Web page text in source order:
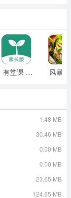
有堂课 v1.2.2
1.48 MB
30.46 MB
0.00 MB
0.00 MB
23.65 MB
124.65 MB